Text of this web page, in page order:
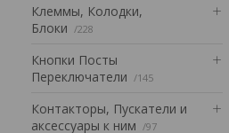
Клеммы, Колодки,
Блоки
228
Кнопки Посты
Переключатели
145
Контакторы, Пускатели и
аксессуары к ним
97